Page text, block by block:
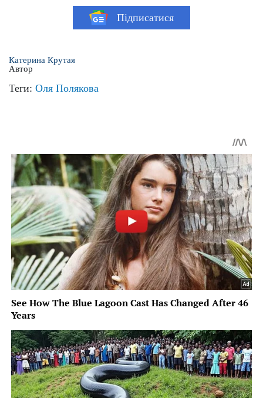
Підписатися
Катерина Крутая
Автор
Теги: Оля Полякова